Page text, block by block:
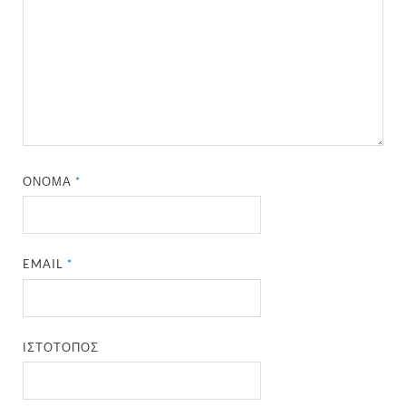
ΌΝΟΜΑ*
EMAIL*
ΙΣΤΌΤΟΠΟΣ